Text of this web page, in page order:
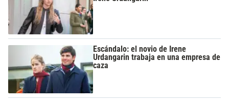
Escándalo: el novio de Irene
Urdangarin trabaja en una empresa de
caza